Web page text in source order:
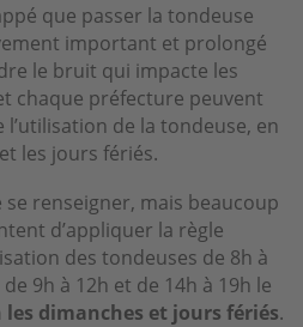
que passer la tondeuse
important et prolongé
le bruit qui impacte les
chaque préfecture peuvent
de la tondeuse, en
les jours fériés.
renseigner, mais beaucoup
d’appliquer la règle
des tondeuses de 8h à
9h à 12h et de 14h à 19h le
les dimanches et jours fériés.